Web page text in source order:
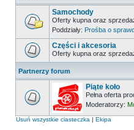
Samochody
Oferty kupna oraz
Poddziały: Prośba o
Części i akcesoria
Oferty kupna oraz
Partnerzy forum
Piąte koło
Pełna oferta
Moderatorzy:
Usuń wszystkie ciasteczka | Ekipa